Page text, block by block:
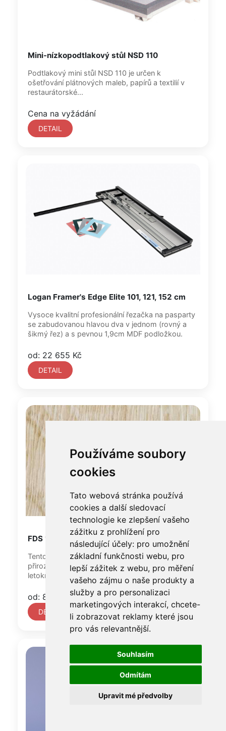
Používáme soubory
cookies
Tato webová stránka používá
cookies a další sledovací
technologie ke zlepšení vašeho
zážitku z prohlížení pro
následující účely: pro umožnění
základní funkčnosti webu, pro
lepší zážitek z webu, pro měření
vašeho zájmu o naše produkty a
služby a pro personalizaci
marketingových interakcí, chcete-
li zobrazovat reklamy které jsou
pro vás relevantnější.
Souhlasím
Odmítám
Upravit mé předvolby
Mini-nízkopodtlakový stůl NSD 110
Podtlakový mini stůl NSD 110 je určen k
ošetřování plátnových maleb, papírů a textilií v
restaurátorské...
Cena na vyžádání
DETAIL
Logan Framer's Edge Elite 101, 121, 152 cm
Vysoce kvalitní profesionální řezačka na pasparty
se zabudovanou hlavou dva v jednom (rovný a
šikmý řez) a s pevnou 1,9cm MDF podložkou.
od: 22 655 Kč
DETAIL
FDS 1004
Tento dekor v odstínu světlého dubu přináší
přirozený vzhled dřeva s jemnou kresbou
letokruhů a decentními barevnými...
od: 869 Kč
DETAIL